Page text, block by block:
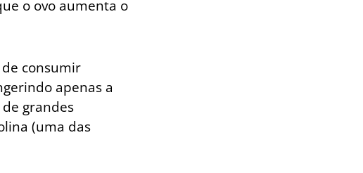
o ovo aumenta o
consumir
apenas a
grandes
(uma das